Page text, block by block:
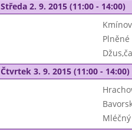
Středa 2. 9. 2015 (11:00 - 14:00)
Čtvrtek 3. 9. 2015 (11:00 - 14:00)